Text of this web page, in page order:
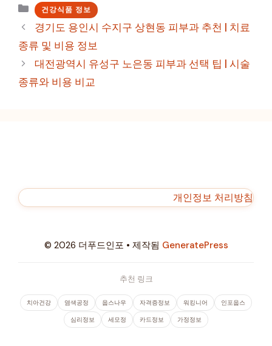
카
테
고
리
건강식품 정보
경기도 용인시 수지구 상현동 피부과 추천 | 치료
종류 및 비용 정보
대전광역시 유성구 노은동 피부과 선택 팁 | 시술
종류와 비용 비교
개인정보 처리방침
© 2026 더푸드인포 • 제작됨 GeneratePress
추천 링크
치아건강 염색공정 웁스나우 자격증정보 워킹니어 인포웁스
심리정보 세모정 카드정보 가정정보